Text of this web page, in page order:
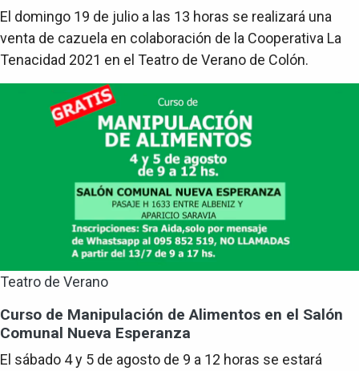
El domingo 19 de julio a las 13 horas se realizará una
venta de cazuela en colaboración de la Cooperativa La
Tenacidad 2021 en el Teatro de Verano de Colón.
Teatro de Verano
Curso de Manipulación de Alimentos en el Salón
Comunal Nueva Esperanza
El sábado 4 y 5 de agosto de 9 a 12 horas se estará